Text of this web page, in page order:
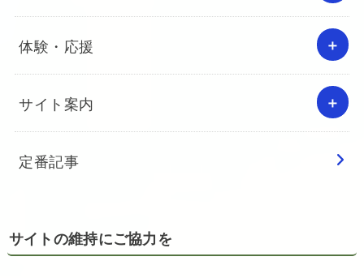
体験・応援
サイト案内
定番記事
サイトの維持にご協力を